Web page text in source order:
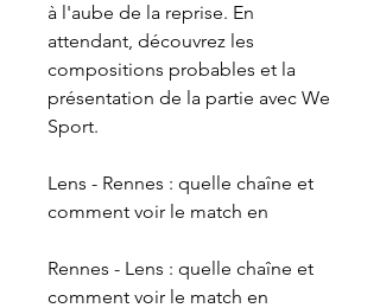
à l'aube de la reprise. En
attendant, découvrez les
compositions probables et la
présentation de la partie avec We
Sport.
Lens - Rennes : quelle chaîne et
comment voir le match en
Rennes - Lens : quelle chaîne et
comment voir le match en